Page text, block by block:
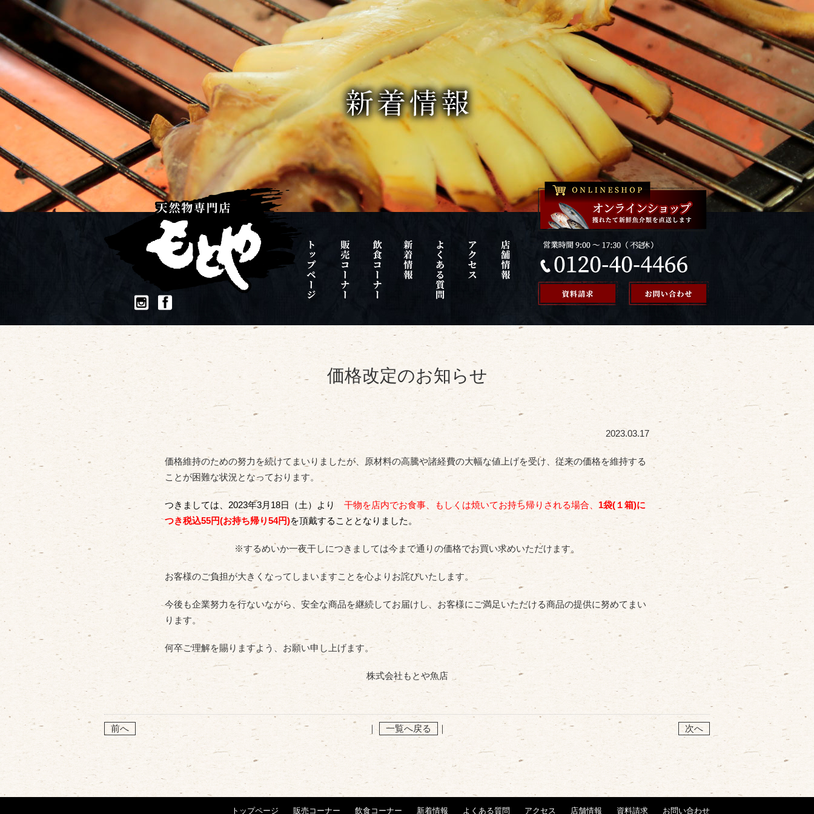
価格改定のお知らせ
2023.03.17
価格維持のための努力を続けてまいりましたが、原材料の高騰や諸経費の大幅な値上げを受け、従来の価格を維持する
ことが困難な状況となっております。
つきましては、2023年3月18日（土）より 干物を店内でお食事、もしくは焼いてお持ち帰りされる場合、 1袋(１箱)に
つき税込55円(お持ち帰り54円)を頂戴することとなりました。
※するめいか一夜干しにつきましては今まで通りの価格でお買い求めいただけます。
お客様のご負担が大きくなってしまいますことを心よりお詫びいたします。
今後も企業努力を行ないながら、安全な商品を継続してお届けし、お客様にご満足いただける商品の提供に努めてまい
ります。
何卒ご理解を賜りますよう、お願い申し上げます。
株式会社もとや魚店
前へ ｜ 一覧へ戻る 次へ
トップページ 販売コーナー 飲食コーナー 新着情報 よくある質問 アクセス 店舗情報 資料請求 お問い合わせ